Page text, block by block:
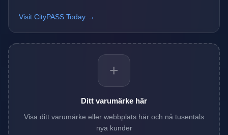
Visit CityPASS Today →
+
Ditt varumärke här
Visa ditt varumärke eller webbplats här och nå tusentals
nya kunder